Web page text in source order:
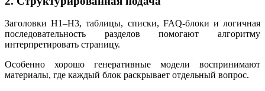
Заголовки H1–H3, таблицы, списки, FAQ-блоки и логичная
последовательность разделов помогают алгоритму
интерпретировать страницу.
Особенно хорошо генеративные модели воспринимают
материалы, где каждый блок раскрывает отдельный вопрос.